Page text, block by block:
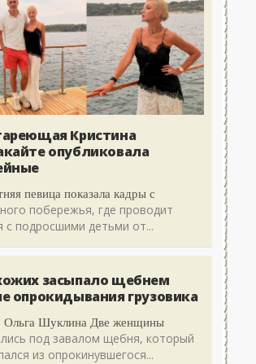
Кристина
опубликовала
певица показала кадры с
побережья, где проводит
с подросшими детьми от...
засыпало щебнем
опрокидывания грузовика
Ольга Шуклина Две женщины
под завалом щебня, который
из опрокинувшегося...